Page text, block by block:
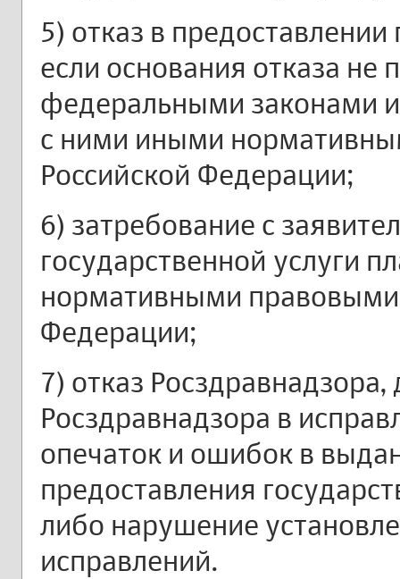
5) отказ в предоставлении
если основания отказа не
федеральными законами
с ними иными
Российской Федерации;
6) затребование с
государственной услуги
нормативными правовыми
Федерации;
7) отказ
Росздравнадзора в
опечаток и ошибок в
предоставления
либо нарушение
исправлений.